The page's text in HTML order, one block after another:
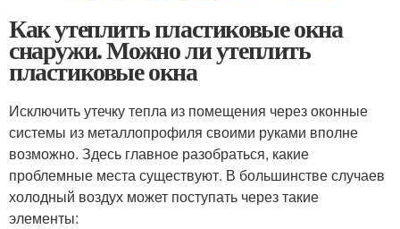
Как утеплить пластиковые окна
снаружи. Можно ли утеплить
пластиковые окна
Исключить утечку тепла из помещения через оконные
системы из металлопрофиля своими руками вполне
возможно. Здесь главное разобраться, какие
проблемные места существуют. В большинстве случаев
холодный воздух может поступать через такие
элементы: